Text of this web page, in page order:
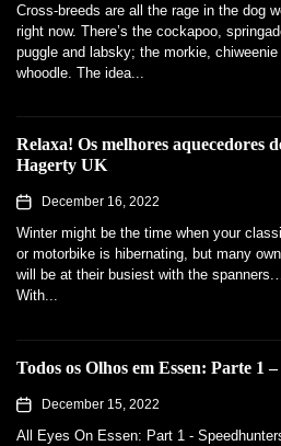
Cross-breeds are all the rage in the dog
right now. There’s the cockapoo,
puggle and labsky; the morkie, chiweenie
whoodle. The idea...
Relaxa! Os melhores aquecedores
Hagerty UK
December 16, 2022
Winter might be the time when your
or motorbike is hibernating, but many
will be at their busiest with the spanners.
With...
Todos os Olhos em Essen: Parte 1
December 15, 2022
All Eyes On Essen: Part 1 -